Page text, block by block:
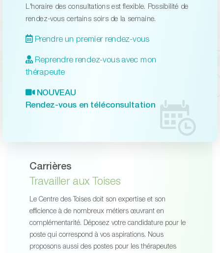
L'horaire des consultations est flexible. Possibilité de
rendez-vous certains soirs de la semaine.
Prendre un premier rendez-vous
Reprendre rendez-vous avec mon
thérapeute
NOUVEAU
Rendez-vous en téléconsultation
Carrières
Travailler aux Toises
Le Centre des Toises doit son expertise et son
efficience à de nombreux métiers œuvrant en
complémentarité. Déposez votre candidature pour le
poste qui correspond à vos aspirations. Nous
proposons aussi des postes pour les thérapeutes